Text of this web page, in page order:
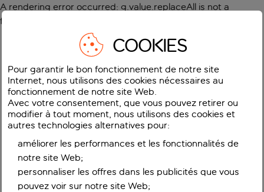
A rendering error occurred: g.value.replaceAll is not a
function
COOKIES
Pour garantir le bon fonctionnement de notre site
Internet, nous utilisons des cookies nécessaires au
fonctionnement de notre site Web.
Avec votre consentement, que vous pouvez retirer ou
modifier à tout moment, nous utilisons des cookies et
autres technologies alternatives pour:
améliorer les performances et les fonctionnalités de
notre site Web;
personnaliser les offres dans les publicités que vous
pouvez voir sur notre site Web;